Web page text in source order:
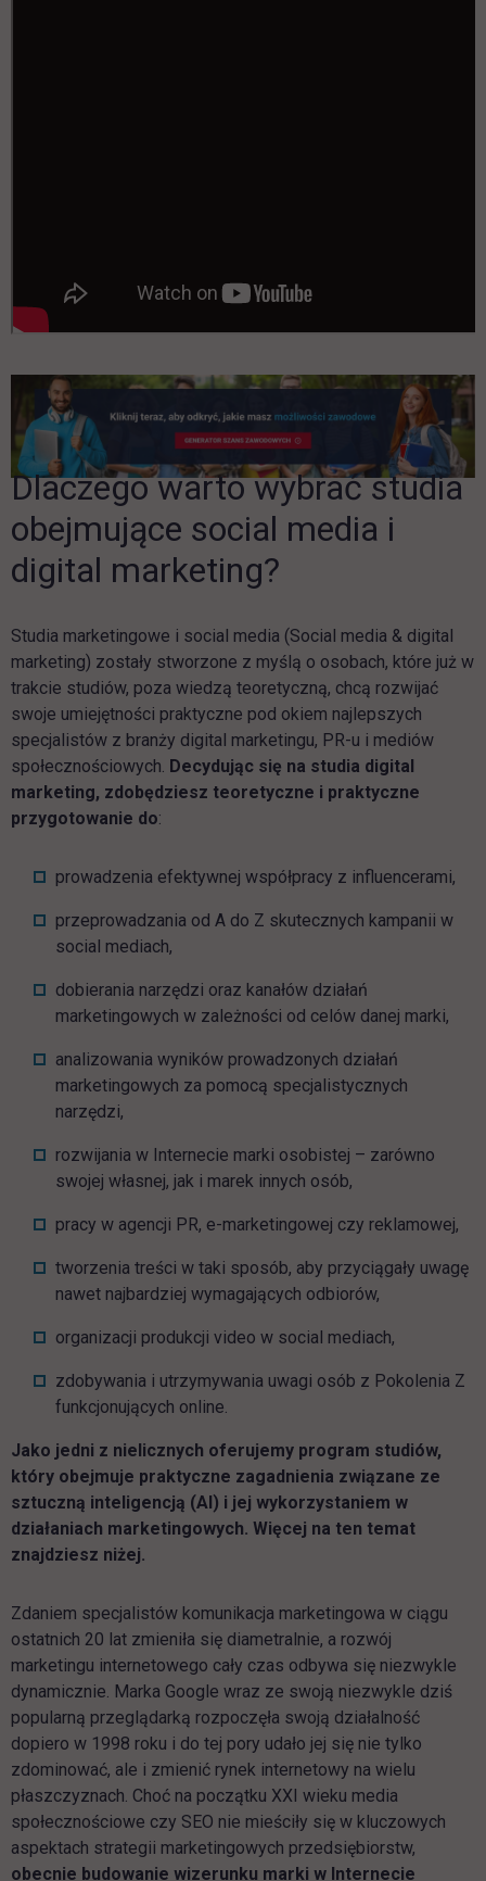
Dlaczego warto wybrać studia
obejmujące social media i
digital marketing?
Studia marketingowe i social media (Social media & digital
marketing) zostały stworzone z myślą o osobach, które już w
trakcie studiów, poza wiedzą teoretyczną, chcą rozwijać
swoje umiejętności praktyczne pod okiem najlepszych
specjalistów z branży digital marketingu, PR-u i mediów
społecznościowych. Decydując się na studia digital
marketing, zdobędziesz teoretyczne i praktyczne
przygotowanie do:
prowadzenia efektywnej współpracy z influencerami,
przeprowadzania od A do Z skutecznych kampanii w
social mediach,
dobierania narzędzi oraz kanałów działań
marketingowych w zależności od celów danej marki,
analizowania wyników prowadzonych działań
marketingowych za pomocą specjalistycznych
narzędzi,
rozwijania w Internecie marki osobistej – zarówno
swojej własnej, jak i marek innych osób,
pracy w agencji PR, e-marketingowej czy reklamowej,
tworzenia treści w taki sposób, aby przyciągały uwagę
nawet najbardziej wymagających odbiorów,
organizacji produkcji video w social mediach,
zdobywania i utrzymywania uwagi osób z Pokolenia Z
funkcjonujących online.
Jako jedni z nielicznych oferujemy program studiów,
który obejmuje praktyczne zagadnienia związane ze
sztuczną inteligencją (AI) i jej wykorzystaniem w
działaniach marketingowych. Więcej na ten temat
znajdziesz niżej.
Zdaniem specjalistów komunikacja marketingowa w ciągu
ostatnich 20 lat zmieniła się diametralnie, a rozwój
marketingu internetowego cały czas odbywa się niezwykle
dynamicznie. Marka Google wraz ze swoją niezwykle dziś
popularną przeglądarką rozpoczęła swoją działalność
dopiero w 1998 roku i do tej pory udało jej się nie tylko
zdominować, ale i zmienić rynek internetowy na wielu
płaszczyznach. Choć na początku XXI wieku media
społecznościowe czy SEO nie mieściły się w kluczowych
aspektach strategii marketingowych przedsiębiorstw,
obecnie budowanie wizerunku marki w Internecie